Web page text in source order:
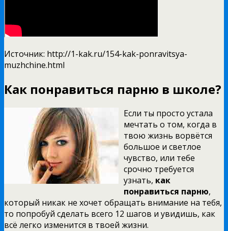
Источник: http://1-kak.ru/154-kak-ponravitsya-
muzhchine.html
Как понравиться парню в школе?
Если ты просто устала
мечтать о том, когда в
твою жизнь ворвётся
большое и светлое
чувство, или тебе
срочно требуется
узнать, как
понравиться парню,
который никак не хочет обращать внимание на тебя,
то попробуй сделать всего 12 шагов и увидишь, как
всё легко изменится в твоей жизни.